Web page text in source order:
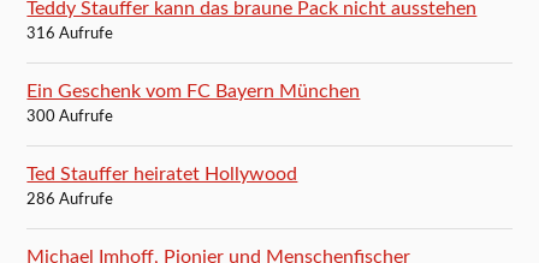
Teddy Stauffer kann das braune Pack nicht ausstehen
316 Aufrufe
Ein Geschenk vom FC Bayern München
300 Aufrufe
Ted Stauffer heiratet Hollywood
286 Aufrufe
Michael Imhoff, Pionier und Menschenfischer